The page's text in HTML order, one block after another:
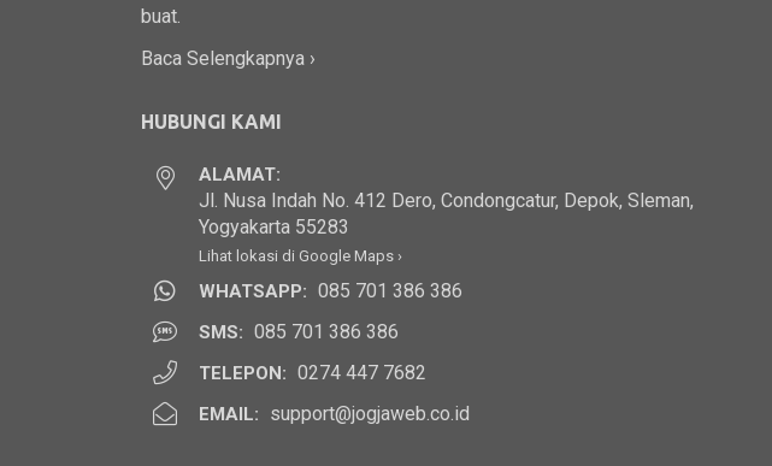
buat.
Baca Selengkapnya ›
HUBUNGI KAMI
ALAMAT:
Jl. Nusa Indah No. 412 Dero, Condongcatur, Depok, Sleman,
Yogyakarta 55283
Lihat lokasi di Google Maps ›
WHATSAPP: 085 701 386 386
SMS: 085 701 386 386
TELEPON: 0274 447 7682
EMAIL: support@jogjaweb.co.id